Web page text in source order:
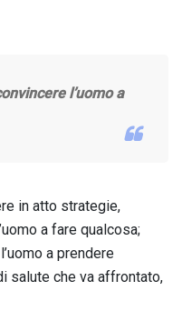
l’uomo a
in atto strategie,
a fare qualcosa;
a prendere
salute che va affrontato,